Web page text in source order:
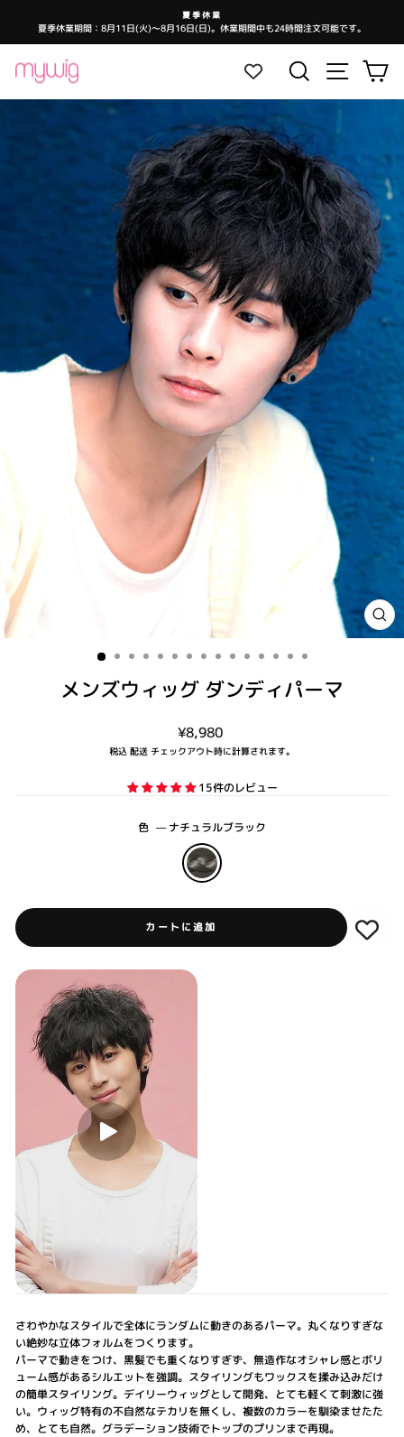
テ
ス
を
停
止
し
ま
す
夏季休業
夏季休業期間：8月11日(火)～8月16日(日)。休業期間中も24時間注文可能です。
検索 サイトカ
閉
じ
メンズウィッグ ダンディパーマ
通
常
格
¥8,980
税込 配送 チェックアウト時に計算されます。
15件のレビュー
色 —ナチュラルブラック
カートに追加
さわやかなスタイルで全体にランダムに動きのあるパーマ。丸くなりすぎな
い絶妙な立体フォルムをつくります。
パーマで動きをつけ、黒髪でも重くなりすぎず、無造作なオシャレ感とボリ
ューム感があるシルエットを強調。スタイリングもワックスを揉み込みだけ
の簡単スタイリング。デイリーウィッグとして開発、とても軽くて刺激に強
い。ウィッグ特有の不自然なテカリを無くし、複数のカラーを馴染ませたた
め、とても自然。グラデーション技術でトップのプリンまで再現。